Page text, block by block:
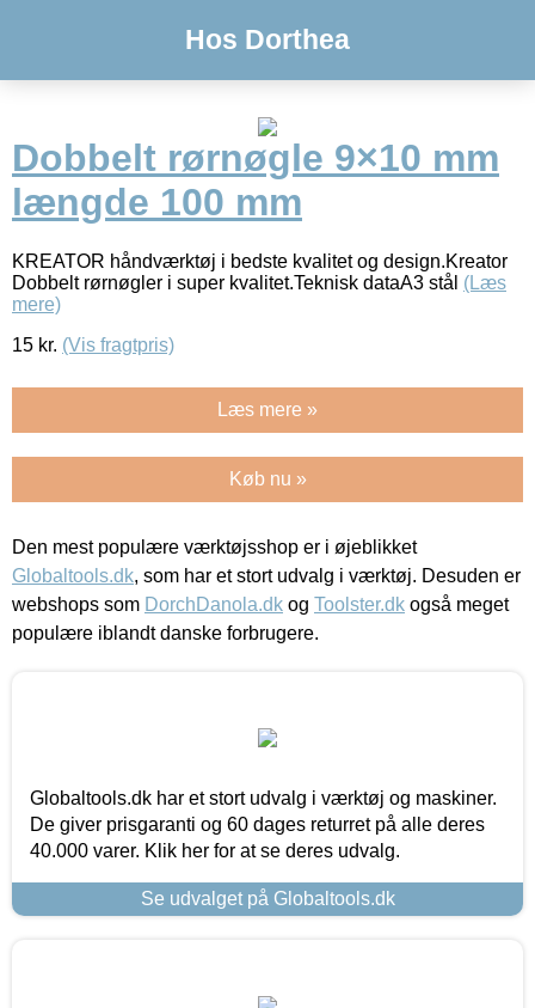
Hos Dorthea
Dobbelt rørnøgle 9×10 mm
længde 100 mm
KREATOR håndværktøj i bedste kvalitet og design.Kreator
Dobbelt rørnøgler i super kvalitet.Teknisk dataA3 stål (Læs
mere)
15 kr. (Vis fragtpris)
Læs mere »
Køb nu »
Den mest populære værktøjsshop er i øjeblikket
Globaltools.dk, som har et stort udvalg i værktøj. Desuden er
webshops som DorchDanola.dk og Toolster.dk også meget
populære iblandt danske forbrugere.
Globaltools.dk har et stort udvalg i værktøj og maskiner.
De giver prisgaranti og 60 dages returret på alle deres
40.000 varer. Klik her for at se deres udvalg.
Se udvalget på Globaltools.dk